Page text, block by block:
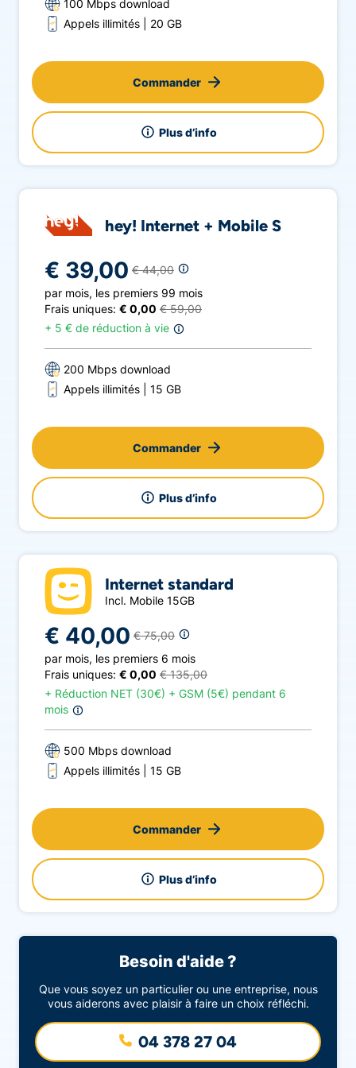
Scarlet.100 Mbps download
Appels illimités
20 GB
Plus d’info
Commander
hey! Internet + Mobile S
€ 39,00 € 44,00
par mois, les premiers 99 mois
Frais uniques: € 0,00 € 59,00
+ 5 € de réduction à vie
200 Mbps download
Appels illimités
15 GB
Plus d’info
Commander
Internet standard
Incl. Mobile 15GB
€ 40,00 € 75,00
par mois, les premiers 6 mois
Frais uniques: € 0,00 € 135,00
+ Réduction NET (30€) + GSM (5€) pendant 6
mois
500 Mbps download
Appels illimités
15 GB
Plus d’info
Commander
Besoin d'aide ?
Que vous soyez un particulier ou une entreprise, nous
vous aiderons avec plaisir à faire un choix réfléchi.
04 378 27 04